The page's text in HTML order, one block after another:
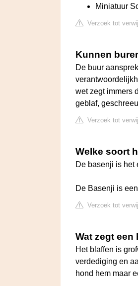
Miniatuur
Verzoek tot
Kunnen
De buur
wet zegt immers
geblaf,
Verzoek tot
Welke soort
De basenji is het
De Basenji is
Verzoek tot
Wat zegt
Het blaffen is
verdediging en
hond hem maar